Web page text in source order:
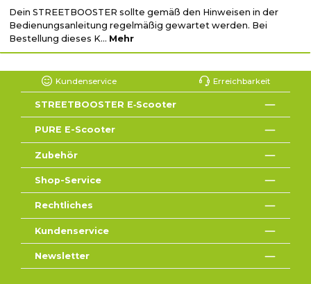
Dein STREETBOOSTER sollte gemäß den Hinweisen in der
Bedienungsanleitung regelmäßig gewartet werden. Bei
Bestellung dieses K… Mehr
Kundenservice Erreichbarkeit
STREETBOOSTER E‑Scooter
PURE E-Scooter
Zubehör
Shop-Service
Rechtliches
Kundenservice
Newsletter